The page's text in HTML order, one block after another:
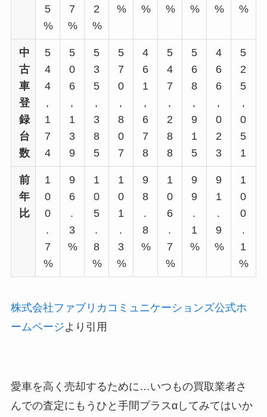
5
%
7
%
2
%
%
%
%
%
%
%
中
古
車
登
録
台
数
5
4
4
,
1
7
4
5
0
6
,
1
3
9
5
3
5
,
3
8
5
5
7
0
,
8
0
7
4
6
1
,
6
7
8
5
4
7
,
2
8
8
5
6
8
,
9
1
5
4
6
6
,
0
2
3
5
2
5
,
0
5
1
前
年
比
1
0
0
.
7
%
9
6
.
3
%
1
0
5
.
8
%
1
0
1
.
3
%
9
8
.
8
%
1
0
6
.
7
%
9
9
.
1
%
9
1
.
9
%
1
0
0
.
1
%
株式会社ファブリカコミュニケーションズ公式ホ
ームページより引用
愛車を高く売却するために…いつもの買取業者さ
んでの査定にもうひと手間プラスαしてみてはいか